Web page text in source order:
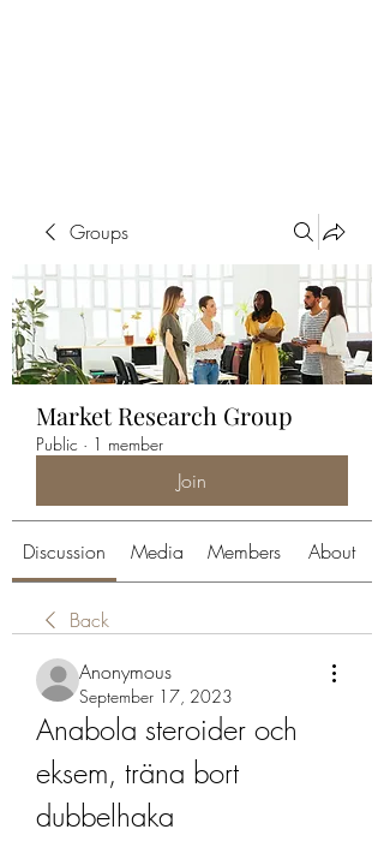
Groups
Market Research Group
Public · 1 member
Join
Discussion Media Members About
Back
Anonymous
September 17, 2023
Anabola steroider och
eksem, träna bort
dubbelhaka